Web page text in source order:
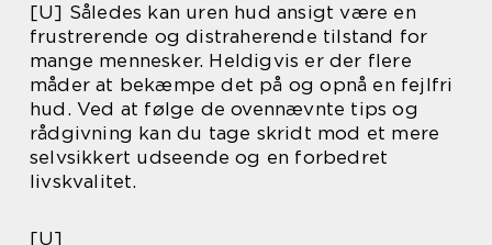
[U] Således kan uren hud ansigt være en
frustrerende og distraherende tilstand for
mange mennesker. Heldigvis er der flere
måder at bekæmpe det på og opnå en fejlfri
hud. Ved at følge de ovennævnte tips og
rådgivning kan du tage skridt mod et mere
selvsikkert udseende og en forbedret
livskvalitet.
[U]